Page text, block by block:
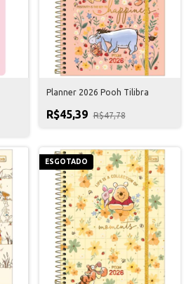
Planner 2026 Pooh Tilibra
R$45,39 R$47,78
ESGOTADO